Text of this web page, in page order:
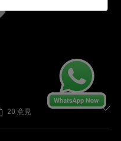
20 意見